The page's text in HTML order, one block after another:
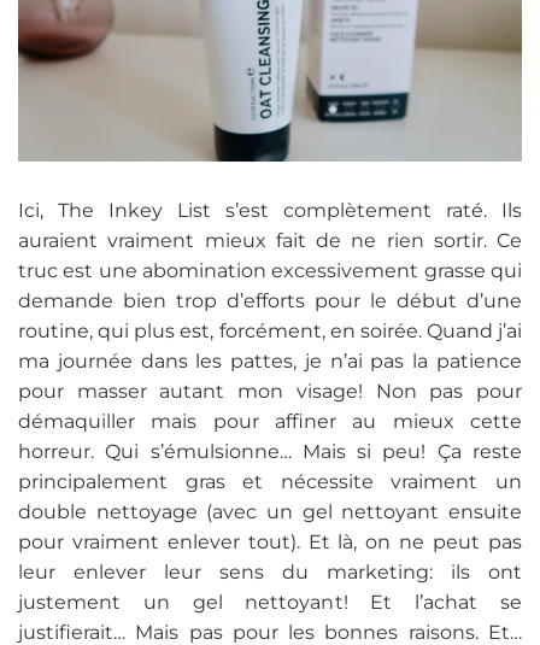
Ici, The Inkey List s’est complètement raté. Ils
auraient vraiment mieux fait de ne rien sortir. Ce
truc est une abomination excessivement grasse qui
demande bien trop d’efforts pour le début d’une
routine, qui plus est, forcément, en soirée. Quand j’ai
ma journée dans les pattes, je n’ai pas la patience
pour masser autant mon visage! Non pas pour
démaquiller mais pour affiner au mieux cette
horreur. Qui s’émulsionne… Mais si peu! Ça reste
principalement gras et nécessite vraiment un
double nettoyage (avec un gel nettoyant ensuite
pour vraiment enlever tout). Et là, on ne peut pas
leur enlever leur sens du marketing: ils ont
justement un gel nettoyant! Et l’achat se
justifierait… Mais pas pour les bonnes raisons. Et…